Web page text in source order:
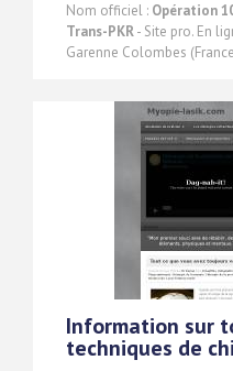
Nom officiel : Opération
Trans-PKR- Site pro. En
Garenne Colombes
Information sur
techniques de